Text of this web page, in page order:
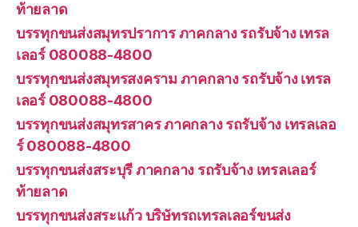
ท้ายลาด
บรรทุกขนส่งสมุทรปราการ ภาคกลาง รถรับจ้าง เทรล
เลอร์ 080088-4800
บรรทุกขนส่งสมุทรสงคราม ภาคกลาง รถรับจ้าง เทรล
เลอร์ 080088-4800
บรรทุกขนส่งสมุทรสาคร ภาคกลาง รถรับจ้าง เทรลเลอ
ร์ 080088-4800
บรรทุกขนส่งสระบุรี ภาคกลาง รถรับจ้าง เทรลเลอร์
ท้ายลาด
บรรทุกขนส่งสระแก้ว บริษัทรถเทรลเลอร์ขนส่ง